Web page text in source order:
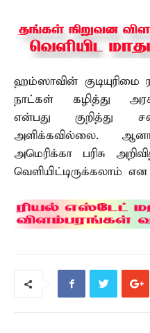
ஹம்ஸாவின் குடியுரிமை
நாட்கள் கழித்து
என்பது குறித்து
அளிக்கவில்லை.
அமெரிக்கா பரிசு
வெளியிட்டிருக்கலாம் என